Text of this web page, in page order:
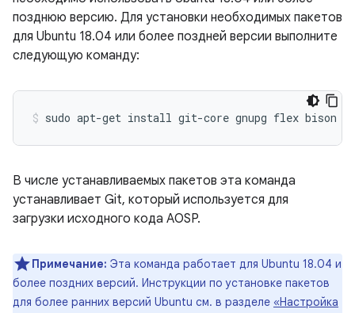
позднюю версию. Для установки необходимых пакетов
для Ubuntu 18.04 или более поздней версии выполните
следующую команду:
sudo apt-get install git-core gnupg flex bison
В числе устанавливаемых пакетов эта команда
устанавливает Git, который используется для
загрузки исходного кода AOSP.
Примечание: Эта команда работает для Ubuntu 18.04 и
более поздних версий. Инструкции по установке пакетов
для более ранних версий Ubuntu см. в разделе «Настройка